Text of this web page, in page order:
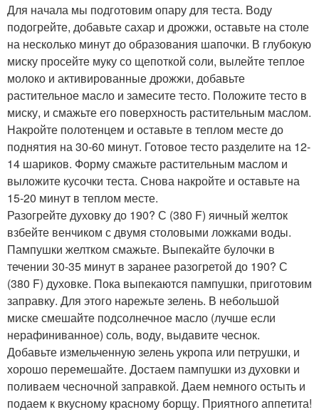
Для начала мы подготовим опару для теста. Воду
подогрейте, добавьте сахар и дрожжи, оставьте на столе
на несколько минут до образования шапочки. В глубокую
миску просейте муку со щепоткой соли, вылейте теплое
молоко и активированные дрожжи, добавьте
растительное масло и замесите тесто. Положите тесто в
миску, и смажьте его поверхность растительным маслом.
Накройте полотенцем и оставьте в теплом месте до
поднятия на 30-60 минут. Готовое тесто разделите на 12-
14 шариков. Форму смажьте растительным маслом и
выложите кусочки теста. Снова накройте и оставьте на
15-20 минут в теплом месте.
Разогрейте духовку до 190? С (380 F) яичный желток
взбейте венчиком с двумя столовыми ложками воды.
Пампушки желтком смажьте. Выпекайте булочки в
течении 30-35 минут в заранее разогретой до 190? С
(380 F) духовке. Пока выпекаются пампушки, приготовим
заправку. Для этого нарежьте зелень. В небольшой
миске смешайте подсолнечное масло (лучше если
нерафиниванное) соль, воду, выдавите чеснок.
Добавьте измельченную зелень укропа или петрушки, и
хорошо перемешайте. Достаем пампушки из духовки и
поливаем чесночной заправкой. Даем немного остыть и
подаем к вкусному красному борщу. Приятного аппетита!